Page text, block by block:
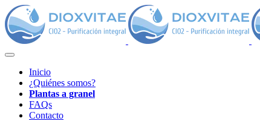
Inicio
¿Quiénes somos?
Plantas a granel
FAQs
Contacto